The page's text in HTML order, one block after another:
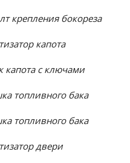
крепления бокореза
капота
капота с ключами
топливного бака
топливного бака
двери